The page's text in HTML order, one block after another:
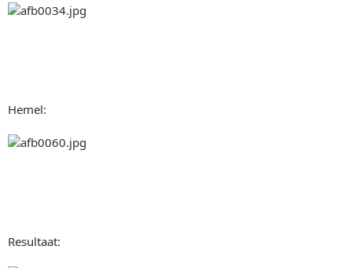
Hemel:
Resultaat: